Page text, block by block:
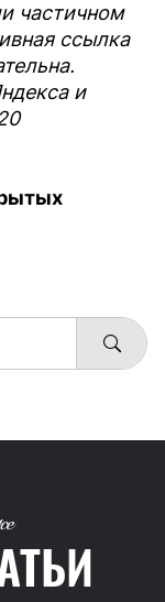
частичном
ссылка
и